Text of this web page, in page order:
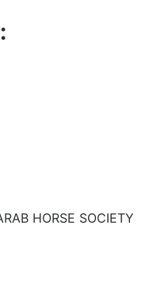
HORSE SOCIETY